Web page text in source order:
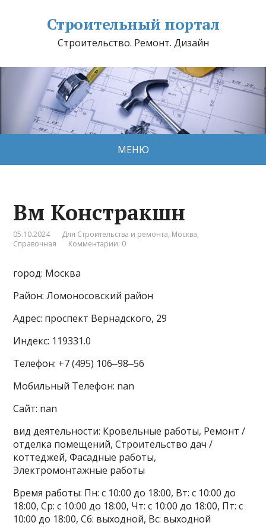
Строительный портал
Строительство. Ремонт. Дизайн
МЕНЮ
Вм Констракшн
05.10.2024 Для Строительства и ремонта, Москва,
Справочная
Комментарии: 0
город: Москва
Район: Ломоносовский район
Адрес: проспект Вернадского, 29
Индекс: 119331.0
Телефон: +7 (495) 106‒98‒56
Мобильный Телефон: nan
Сайт: nan
вид деятельности: Кровельные работы, Ремонт /
отделка помещений, Строительство дач /
коттеджей, Фасадные работы,
Электромонтажные работы
Время работы: Пн: с 10:00 до 18:00, Вт: с 10:00 до
18:00, Ср: с 10:00 до 18:00, Чт: с 10:00 до 18:00, Пт: с
10:00 до 18:00, Сб: выходной, Вс: выходной